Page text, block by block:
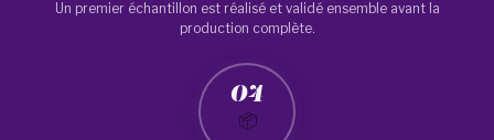
Un premier échantillon est réalisé et validé ensemble avant la
production complète.
04
📦